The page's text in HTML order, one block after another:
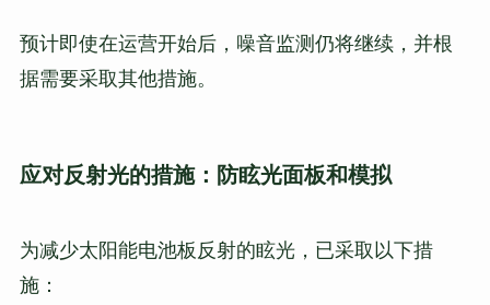
预计即使在运营开始后，噪音监测仍将继续，并根
据需要采取其他措施。
应对反射光的措施：防眩光面板和模拟
为减少太阳能电池板反射的眩光，已采取以下措
施：